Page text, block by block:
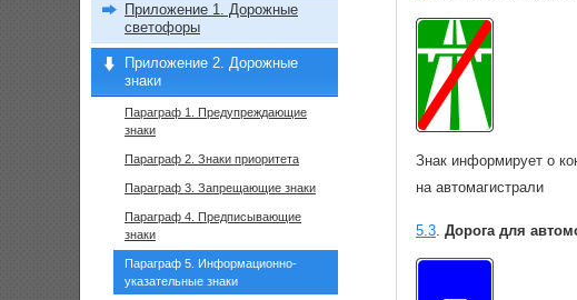
Знак информирует о
на автомагистрали
5.3. Дорога для
Приложение 1. Дорожные
светофоры
Приложение 2. Дорожные
знаки
Параграф 1. Предупреждающие
знаки
Параграф 2. Знаки приоритета
Параграф 3. Запрещающие знаки
Параграф 4. Предписывающие
знаки
Параграф 5. Информационно-
указательные знаки